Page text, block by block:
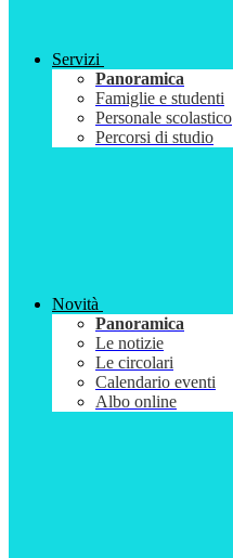
Servizi
Panoramica
Famiglie e studenti
Personale scolastico
Percorsi di studio
Novità
Panoramica
Le notizie
Le circolari
Calendario eventi
Albo online